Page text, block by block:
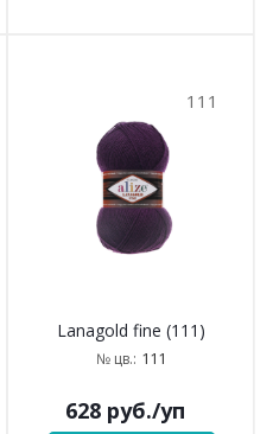
111
Lanagold fine (111)
№ цв.: 111
628 руб./уп